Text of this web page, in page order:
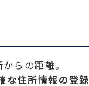
らの距離。
な住所情報の登録